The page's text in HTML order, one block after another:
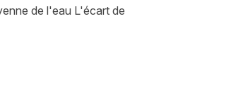
de l'eau L'écart de